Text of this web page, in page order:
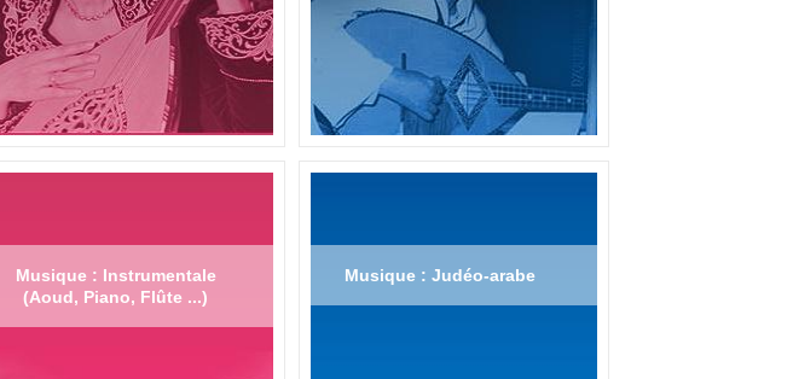
Musique : Instrumentale
(Aoud, Piano, Flûte ...)
Musique : Judéo-arabe